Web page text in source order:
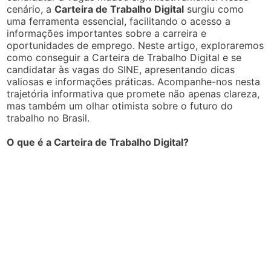
cenário, aCarteira de Trabalho Digital surgiu como
uma ferramenta essencial, facilitando o acesso a
informações importantes sobre a carreira e
oportunidades de emprego. Neste artigo, exploraremos
como conseguir a Carteira de Trabalho Digital e se
candidatar às vagas do SINE, apresentando dicas
valiosas e informações práticas. Acompanhe-nos nesta
trajetória informativa que promete não apenas clareza,
mas também um olhar otimista sobre o futuro do
trabalho no Brasil.
O que é a Carteira de Trabalho Digital?